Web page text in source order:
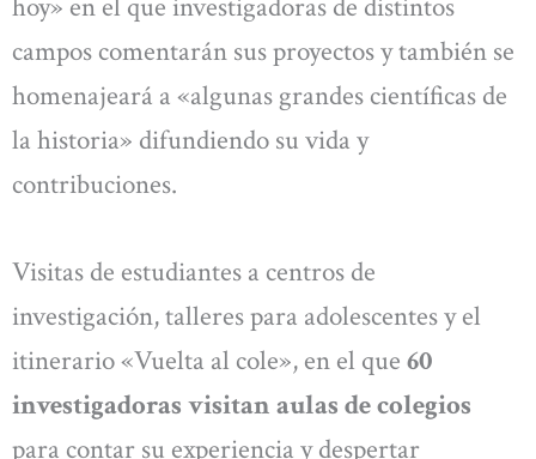
campos comentarán sus proyectos y también se
homenajeará a «algunas grandes científicas de
la historia» difundiendo su vida y
contribuciones.
Visitas de estudiantes a centros de
investigación, talleres para adolescentes y el
itinerario «Vuelta al cole», en el que 60
investigadoras visitan aulas de colegios
para contar su experiencia y despertar